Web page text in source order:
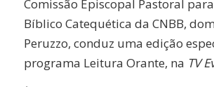
Comissão Episcopal Pastoral
Bíblico Catequética da CNBB,
Peruzzo, conduz uma edição
programa Leitura Orante, na TV